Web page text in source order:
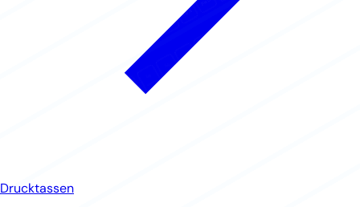
Drucktassen